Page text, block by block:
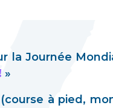
la Journée
»
à pied,